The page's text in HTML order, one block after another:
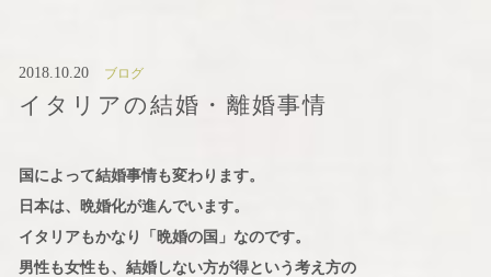
2018.10.20 ブログ
イタリアの結婚・離婚事情
国によって結婚事情も変わります。
日本は、晩婚化が進んでいます。
イタリアもかなり「晩婚の国」なのです。
男性も女性も、結婚しない方が得という考え方の